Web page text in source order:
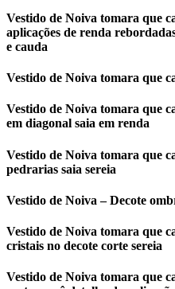
Vestido de Noiva tomara que
aplicações de renda
e cauda
Vestido de Noiva tomara que
Vestido de Noiva tomara que
em diagonal saia em renda
Vestido de Noiva tomara que
pedrarias saia sereia
Vestido de Noiva – Decote
Vestido de Noiva tomara que
cristais no decote corte sereia
Vestido de Noiva tomara que